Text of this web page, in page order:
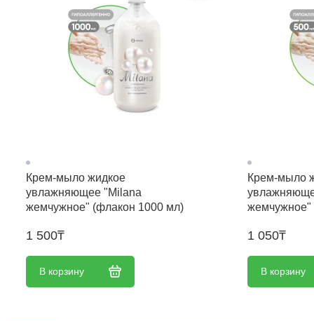
Крем-мыло жидкое
увлажняющее "Milana
жемчужное" (флакон 1000 мл)
1 500₸
В корзину
Крем-мыло
жемчужное"
1 050₸
В корзину